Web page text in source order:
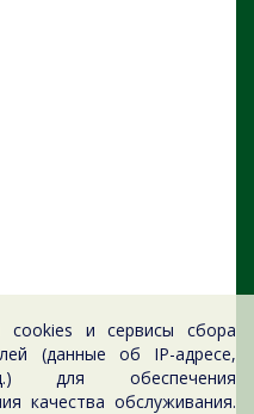
cookies и сервисы сбора
(данные об IP-адресе,
для обеспечения
качества обслуживания.